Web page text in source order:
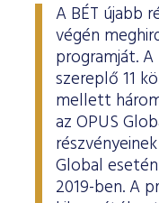
A BÉT újabb
végén
programját.
szereplő 11
mellett
az OPUS
Global
2019-ben. A